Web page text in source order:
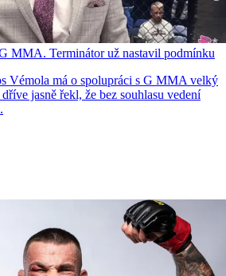
MMA. Terminátor už nastavil podmínku
Vémola má o spolupráci s G MMA velký
jasně řekl, že bez souhlasu vedení